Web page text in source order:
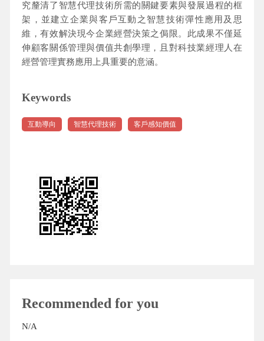
究釐清了智慧代理技術所需的關鍵要素與發展過程的框
架，並建立企業與客戶互動之智慧技術彈性應用及思
維，有效解決現今企業經營決策之侷限。此成果不僅延
伸顧客關係管理與價值共創學理，且對科技業經理人在
經營管理實務應用上具重要的意涵。
Keywords
互動導向 智慧代理技術 客戶感知價值
Recommended for you
N/A